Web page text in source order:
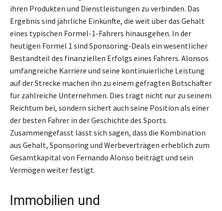
ihren Produkten und Dienstleistungen zu verbinden. Das
Ergebnis sind jährliche Einkünfte, die weit über das Gehalt
eines typischen Formel-1-Fahrers hinausgehen. In der
heutigen Formel 1 sind Sponsoring-Deals ein wesentlicher
Bestandteil des finanziellen Erfolgs eines Fahrers. Alonsos
umfangreiche Karriere und seine kontinuierliche Leistung
auf der Strecke machen ihn zu einem gefragten Botschafter
für zahlreiche Unternehmen. Dies trägt nicht nur zu seinem
Reichtum bei, sondern sichert auch seine Position als einer
der besten Fahrer in der Geschichte des Sports.
Zusammengefasst lässt sich sagen, dass die Kombination
aus Gehalt, Sponsoring und Werbeverträgen erheblich zum
Gesamtkapital von Fernando Alonso beiträgt und sein
Vermögen weiter festigt.
Immobilien und